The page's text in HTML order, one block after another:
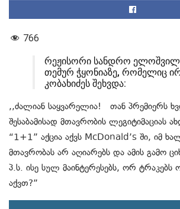
766
რეჟისორი სანდრო ელოშვილი
თემურ ჭყონიაზე, რომელიც
კობახიძეს შეხვდა:
,,ძალიან საყვარელია! თან პრემიერს
შესაბამისად მთავრობის ლეგიტიმაციას
“1+1” აქცია აქვს McDonald’s ში, იმ
მთავრობას არ აღიარებს და ამის გამო
პ.ს. ისე სულ მაინტერესებს, ორ
აქვთ?”